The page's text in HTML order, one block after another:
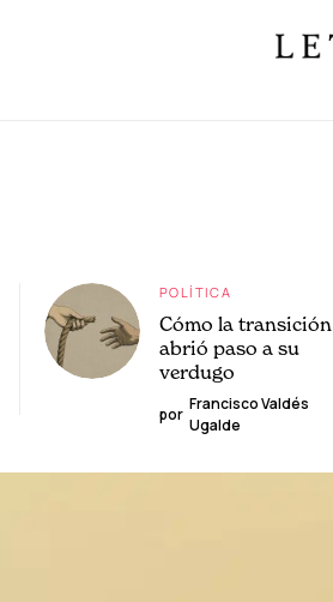
POLÍTICA
Cómo la transición
abrió paso a su
verdugo
por
Francisco Valdés
Ugalde